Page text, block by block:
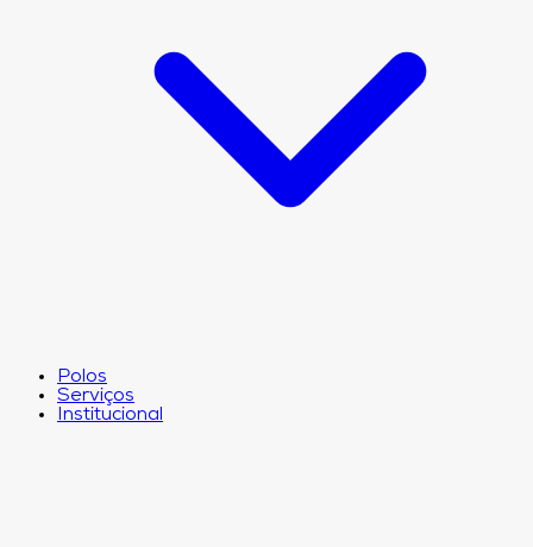
Polos
Serviços
Institucional